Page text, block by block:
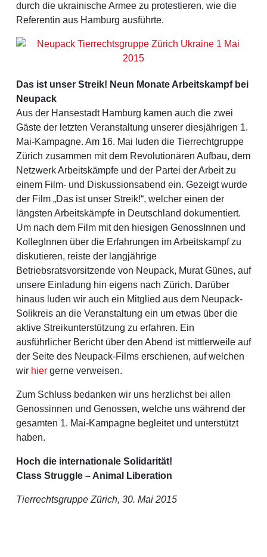
durch die ukrainische Armee zu protestieren, wie die
Referentin aus Hamburg ausführte.
Das ist unser Streik! Neun Monate Arbeitskampf bei
Neupack
Aus der Hansestadt Hamburg kamen auch die zwei
Gäste der letzten Veranstaltung unserer diesjährigen 1.
Mai-Kampagne. Am 16. Mai luden die Tierrechtgruppe
Zürich zusammen mit dem Revolutionären Aufbau, dem
Netzwerk Arbeitskämpfe und der Partei der Arbeit zu
einem Film- und Diskussionsabend ein. Gezeigt wurde
der Film „Das ist unser Streik!“, welcher einen der
längsten Arbeitskämpfe in Deutschland dokumentiert.
Um nach dem Film mit den hiesigen GenossInnen und
KollegInnen über die Erfahrungen im Arbeitskampf zu
diskutieren, reiste der langjährige
Betriebsratsvorsitzende von Neupack, Murat Günes, auf
unsere Einladung hin eigens nach Zürich. Darüber
hinaus luden wir auch ein Mitglied aus dem Neupack-
Solikreis an die Veranstaltung ein um etwas über die
aktive Streikunterstützung zu erfahren. Ein
ausführlicher Bericht über den Abend ist mittlerweile auf
der Seite des Neupack-Films erschienen, auf welchen
wir hier gerne verweisen.
Zum Schluss bedanken wir uns herzlichst bei allen
Genossinnen und Genossen, welche uns während der
gesamten 1. Mai-Kampagne begleitet und unterstützt
haben.
Hoch die internationale Solidarität!
Class Struggle – Animal Liberation
Tierrechtsgruppe Zürich, 30. Mai 2015